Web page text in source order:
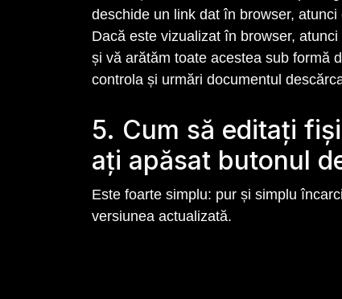
deschide un link dat în browser,
Dacă este vizualizat în browser,
și vă arătăm toate acestea sub formă
controla și urmări documentul
5. Cum să editați
ați apăsat butonul
Este foarte simplu: pur și simplu
versiunea actualizată.